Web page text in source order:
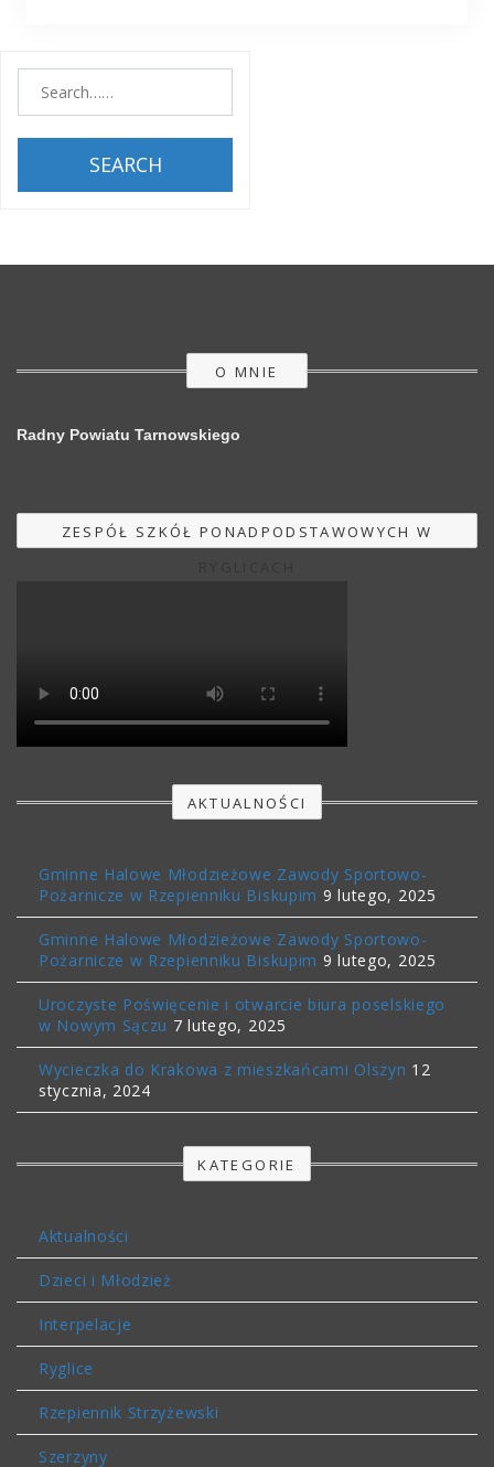
SEARCH
O MNIE
Radny Powiatu Tarnowskiego
ZESPÓŁ SZKÓŁ PONADPODSTAWOWYCH W
AKTUALNOŚCI
Gminne Halowe Młodzieżowe Zawody Sportowo-
Pożarnicze w Rzepienniku Biskupim 9 lutego, 2025
Gminne Halowe Młodzieżowe Zawody Sportowo-
Pożarnicze w Rzepienniku Biskupim 9 lutego, 2025
Uroczyste Poświęcenie i otwarcie biura poselskiego
w Nowym Sączu 7 lutego, 2025
Wycieczka do Krakowa z mieszkańcami Olszyn 12
stycznia, 2024
KATEGORIE
Aktualności
Dzieci i Młodzież
Interpelacje
Ryglice
Rzepiennik Strzyżewski
Szerzyny